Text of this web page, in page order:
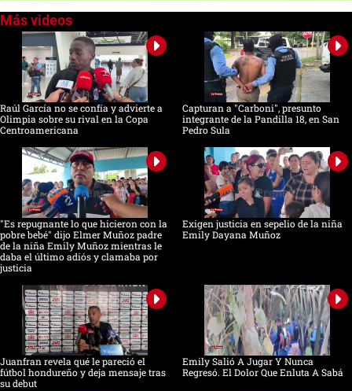
seconds
seconds
Raúl García no se confía y advierte a
Olimpia sobre su rival en la Copa
Centroamericana
Capturan a "Carboni", presunto
integrante de la Pandilla 18, en San
Pedro Sula
"Es repugnante lo que hicieron con la
pobre bebé" dijo Elmer Muñoz padre
de la niña Emily Muñoz mientras le
daba el último adiós y clamaba por
justicia
Exigen justicia en sepelio de la niña
Emily Dayana Muñoz
Juanfran revela qué le pareció el
fútbol hondureño y deja mensaje tras
su debut
Emily Salió A Jugar Y Nunca
Regresó. El Dolor Que Enluta A Sabá